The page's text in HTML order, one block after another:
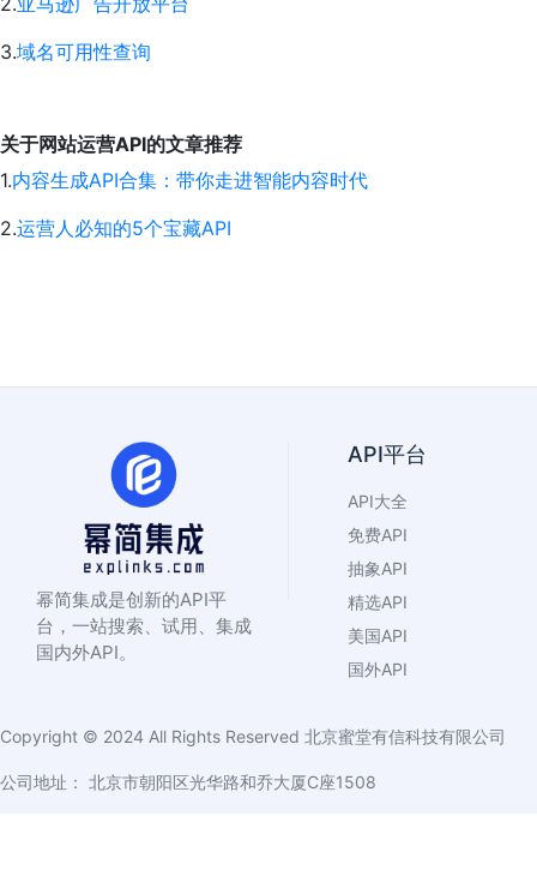
3.域名可用性查询
关于网站运营API的文章推荐
1.内容生成API合集：带你走进智能内容时代
2.运营人必知的5个宝藏API
幂简集成是创新的API平
台，一站搜索、试用、集成
国内外API。
API平台
API大全
免费API
抽象API
精选API
美国API
国外API
Copyright © 2024 All Rights Reserved 北京蜜堂有信科技有限公司
公司地址： 北京市朝阳区光华路和乔大厦C座1508